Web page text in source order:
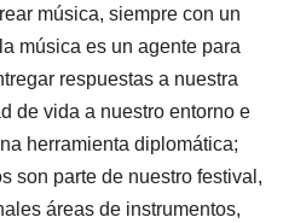
música, siempre con un
música es un agente para
respuestas a nuestra
de vida a nuestro entorno e
herramienta diplomática;
son parte de nuestro festival,
áreas de instrumentos,